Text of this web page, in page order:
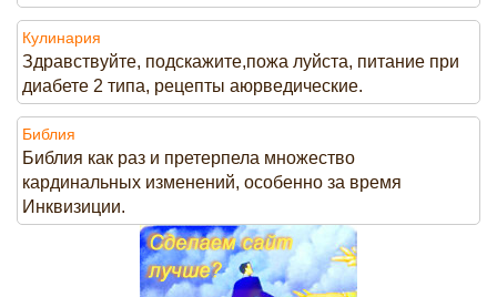
Кулинария
Здравствуйте, подскажите,пожа луйста, питание при
диабете 2 типа, рецепты аюрведические.
Библия
Библия как раз и претерпела множество
кардинальных изменений, особенно за время
Инквизиции.